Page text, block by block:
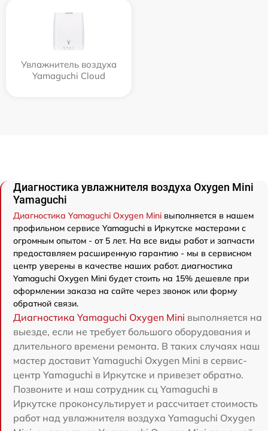
Увлажнитель воздуха
Yamaguchi Cloud
Диагностика увлажнителя воздуха Oxygen Mini
Yamaguchi
Диагностика Yamaguchi Oxygen Mini выполняется в нашем
профильном сервисе Yamaguchi в Иркутске мастерами с
огромным опытом - от 5 лет. На все виды работ и запчасти
предоставляем расширенную гарантию - мы в сервисном
центр уверены в качестве наших работ. диагностика
Yamaguchi Oxygen Mini будет стоить на 15% дешевле при
оформлении заказа на сайте через звонок или форму
обратной связи.
Диагностика Yamaguchi Oxygen Mini выполняется на
выезде, если не требует большого оборудования и
длительного времени ремонта. В таких случаях наш
мастер доставит Yamaguchi Oxygen Mini в сервис-
центр Yamaguchi в Иркутске и привезет обратно.
Позвоните и наш сотрудник сц Yamaguchi в
Иркутске проконсультирует и рассчитает стоимость
работ над увлажнителя воздуха Yamaguchi Oxygen